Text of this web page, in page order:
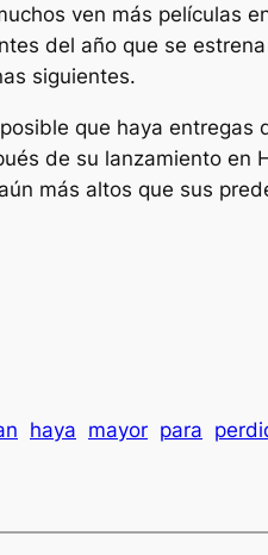
ven más películas
del año que se
siguientes.
que haya
de su lanzamiento en
más altos que sus
haya mayor para